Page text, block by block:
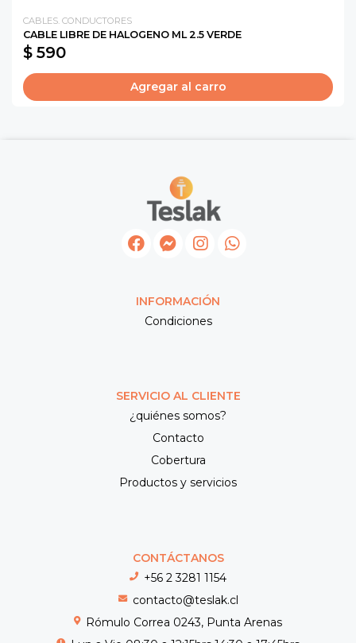
CABLES. CONDUCTORES
CABLE LIBRE DE HALOGENO ML 2.5 VERDE
$ 590
Agregar al carro
INFORMACIÓN
Condiciones
SERVICIO AL CLIENTE
¿quiénes somos?
Contacto
Cobertura
Productos y servicios
CONTÁCTANOS
+56 2 3281 1154
contacto@teslak.cl
Rómulo Correa 0243, Punta Arenas